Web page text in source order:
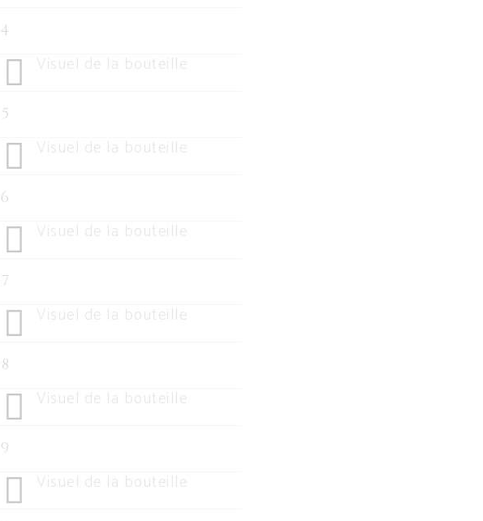
Visuel de la bouteille
Visuel de la bouteille
Visuel de la bouteille
Visuel de la bouteille
Visuel de la bouteille
Visuel de la bouteille